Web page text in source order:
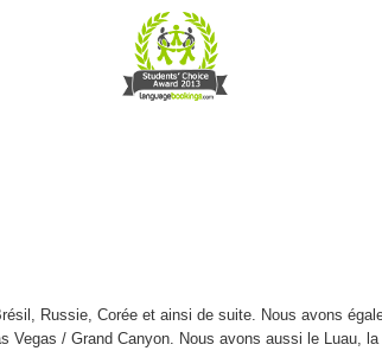
Russie, Corée et ainsi de suite. Nous avons
Vegas / Grand Canyon. Nous avons aussi le Luau, la